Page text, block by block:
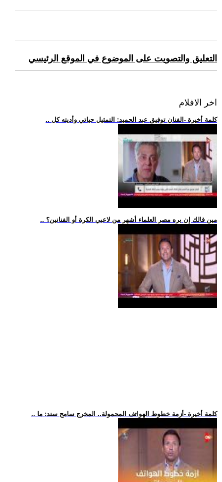
التعليق والتصويت على الموضوع في الموقع الرئيسي
اخر الافلام
.. كلمة أخيرة -الفنان توفيق عبد الحميد: التمثيل حياتي وأديته كل
.. مين قالك إن بره مصر العلماء أشهر من لاعبي الكرة أو الفنانين؟
.. كلمة أخيرة -أزمة خطوط الهواتف المحمولة.. المخرج سامح سند: ما